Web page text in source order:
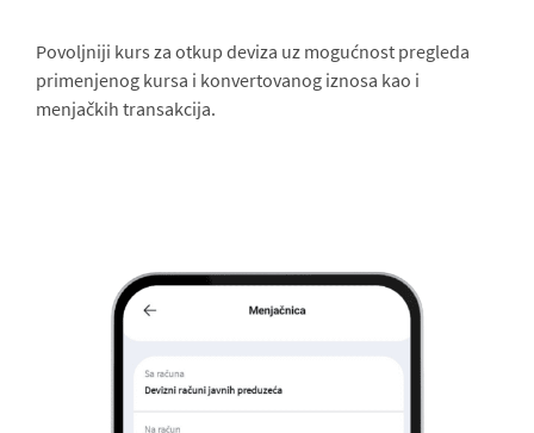
Povoljniji kurs za otkup deviza uz mogućnost pregleda
primenjenog kursa i konvertovanog iznosa kao i
menjačkih transakcija.